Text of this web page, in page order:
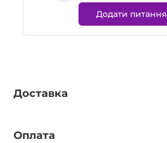
Додати питання
Доставка
Оплата